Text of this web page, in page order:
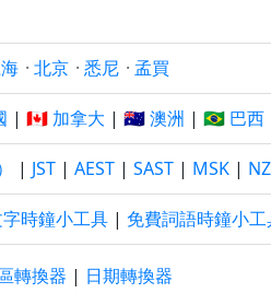
· 北京 · 悉尼 · 孟買
| 🇨🇦 加拿大 | 🇦🇺 澳洲 | 🇧🇷 巴西
| JST | AEST | SAST | MSK |
時鐘小工具 | 免費詞語時鐘小工
轉換器 | 日期轉換器